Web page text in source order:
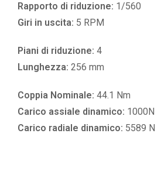
Rapporto di riduzione: 1/560
Giri in uscita: 5 RPM
Piani di riduzione: 4
Lunghezza: 256 mm
Coppia Nominale: 44.1 Nm
Carico assiale dinamico: 1000N
Carico radiale dinamico: 5589 N